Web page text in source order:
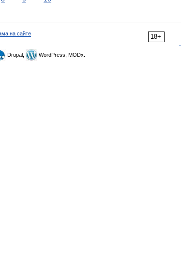
18+
на сайте
Drupal, WordPress, MODx.